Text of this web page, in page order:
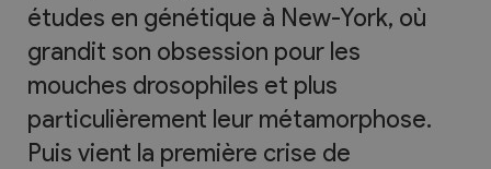
études en génétique à New-York, où
grandit son obsession pour les
mouches drosophiles et plus
particulièrement leur métamorphose.
Puis vient la première crise de